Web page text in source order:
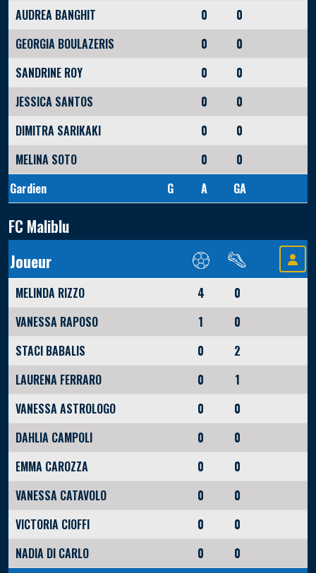
AUDREA BANGHIT
0
0
GEORGIA BOULAZERIS
0
0
SANDRINE ROY
0
0
JESSICA SANTOS
0
0
DIMITRA SARIKAKI
0
0
MELINA SOTO
0
0
Gardien
G A GA
FC Maliblu
Joueur
MELINDA RIZZO 4
0
VANESSA RAPOSO
1
0
STACI BABALIS
0
2
LAURENA FERRARO
0
1
VANESSA ASTROLOGO
0
0
DAHLIA CAMPOLI
0
0
EMMA CAROZZA
0
0
VANESSA CATAVOLO
0
0
VICTORIA CIOFFI
0
0
NADIA DI CARLO
0
0